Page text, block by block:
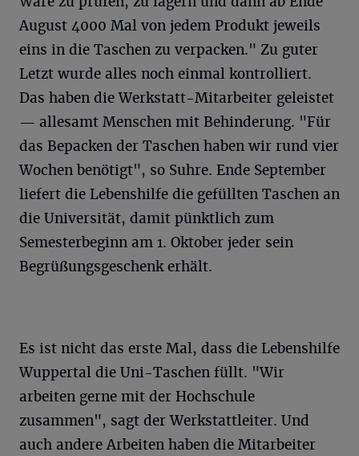
August 4000 Mal von jedem Produkt jeweils
eins in die Taschen zu verpacken." Zu guter
Letzt wurde alles noch einmal kontrolliert.
Das haben die Werkstatt-Mitarbeiter geleistet
— allesamt Menschen mit Behinderung. "Für
das Bepacken der Taschen haben wir rund vier
Wochen benötigt", so Suhre. Ende September
liefert die Lebenshilfe die gefüllten Taschen an
die Universität, damit pünktlich zum
Semesterbeginn am 1. Oktober jeder sein
Begrüßungsgeschenk erhält.
Es ist nicht das erste Mal, dass die Lebenshilfe
Wuppertal die Uni-Taschen füllt. "Wir
arbeiten gerne mit der Hochschule
zusammen", sagt der Werkstattleiter. Und
auch andere Arbeiten haben die Mitarbeiter